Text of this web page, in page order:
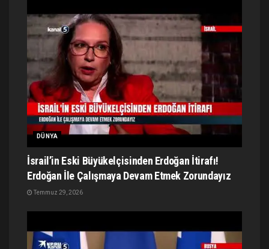
DÜNYA
İsrail’in Eski Büyükelçisinden Erdoğan İtirafı!
Erdoğan İle Çalışmaya Devam Etmek Zorundayız
Temmuz 29, 2026